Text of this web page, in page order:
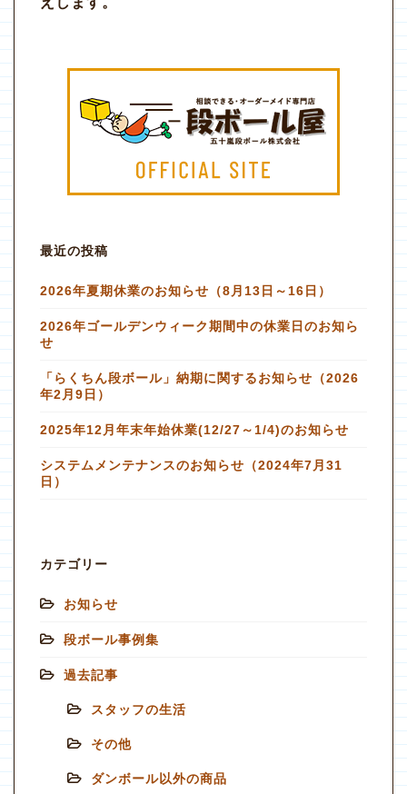
最近の投稿
2026年夏期休業のお知らせ（8月13日～16日）
2026年ゴールデンウィーク期間中の休業日のお知ら
せ
「らくちん段ボール」納期に関するお知らせ（2026
年2月9日）
2025年12月年末年始休業(12/27～1/4)のお知らせ
システムメンテナンスのお知らせ（2024年7月31
日）
カテゴリー
お知らせ
段ボール事例集
過去記事
スタッフの生活
その他
ダンボール以外の商品